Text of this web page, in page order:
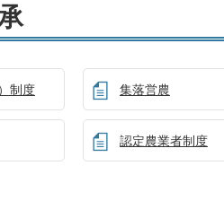
制度 集落営農
認定農業者制度